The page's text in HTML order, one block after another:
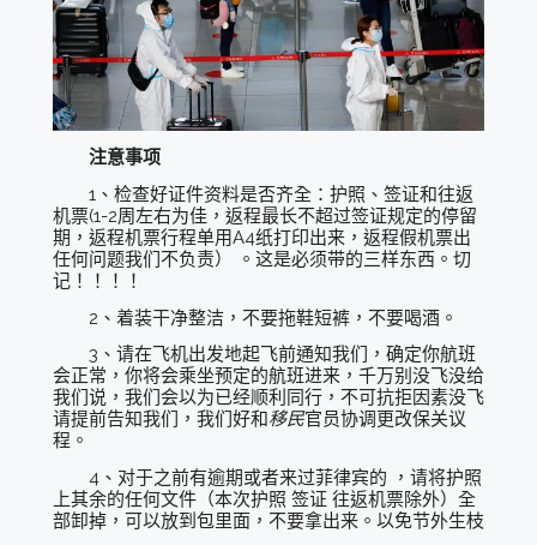
注意事项
1、检查好证件资料是否齐全：护照、签证和往返
机票(1-2周左右为佳，返程最长不超过签证规定的停留
期，返程机票行程单用A4纸打印出来，返程假机票出
任何问题我们不负责） 。这是必须带的三样东西。切
记！！！！
2、着装干净整洁，不要拖鞋短裤，不要喝酒。
3、请在飞机出发地起飞前通知我们，确定你航班
会正常，你将会乘坐预定的航班进来，千万别没飞没给
我们说，我们会以为已经顺利同行，不可抗拒因素没飞
请提前告知我们，我们好和移民官员协调更改保关议
程。
4、对于之前有逾期或者来过菲律宾的 ，请将护照
上其余的任何文件（本次护照 签证 往返机票除外）全
部卸掉，可以放到包里面，不要拿出来。以免节外生枝